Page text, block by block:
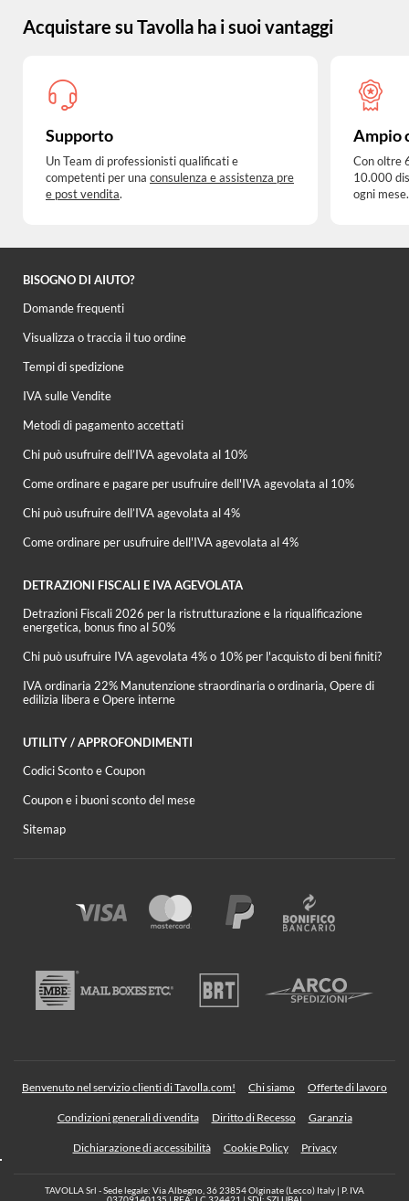
Acquistare su Tavolla ha i suoi vantaggi
Supporto
Un Team di professionisti qualificati e
competenti per una consulenza e assistenza pre
e post vendita.
Ampio
Con oltre
10.000
ogni mese.
BISOGNO DI AIUTO?
Domande frequenti
Visualizza o traccia il tuo ordine
Tempi di spedizione
IVA sulle Vendite
Metodi di pagamento accettati
Chi può usufruire dell’IVA agevolata al 10%
Come ordinare e pagare per usufruire dell'IVA agevolata al 10%
Chi può usufruire dell’IVA agevolata al 4%
Come ordinare per usufruire dell'IVA agevolata al 4%
DETRAZIONI FISCALI E IVA AGEVOLATA
Detrazioni Fiscali 2026 per la ristrutturazione e la riqualificazione
energetica, bonus fino al 50%
Chi può usufruire IVA agevolata 4% o 10% per l'acquisto di beni finiti?
IVA ordinaria 22% Manutenzione straordinaria o ordinaria, Opere di
edilizia libera e Opere interne
UTILITY / APPROFONDIMENTI
Codici Sconto e Coupon
Coupon e i buoni sconto del mese
Sitemap
Benvenuto nel servizio clienti di Tavolla.com! Chi siamo Offerte di lavoro
Condizioni generali di vendita Diritto di Recesso Garanzia
Dichiarazione di accessibilità Cookie Policy Privacy
TAVOLLA Srl - Sede legale: Via Albegno, 36 23854 Olginate (Lecco) Italy | P. IVA